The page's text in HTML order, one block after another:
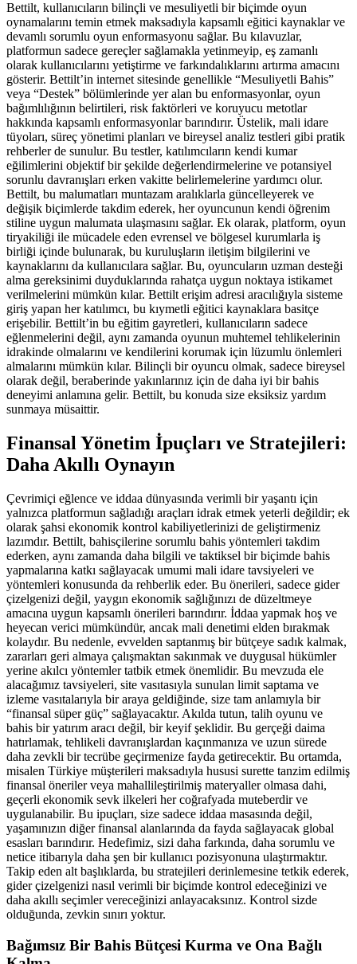
Bettilt, kullanıcıların bilinçli ve mesuliyetli bir biçimde oyun
oynamalarını temin etmek maksadıyla kapsamlı eğitici kaynaklar ve
devamlı sorumlu oyun enformasyonu sağlar. Bu kılavuzlar,
platformun sadece gereçler sağlamakla yetinmeyip, eş zamanlı
olarak kullanıcılarını yetiştirme ve farkındalıklarını artırma amacını
gösterir. Bettilt’in internet sitesinde genellikle “Mesuliyetli Bahis”
veya “Destek” bölümlerinde yer alan bu enformasyonlar, oyun
bağımlılığının belirtileri, risk faktörleri ve koruyucu metotlar
hakkında kapsamlı enformasyonlar barındırır. Üstelik, mali idare
tüyoları, süreç yönetimi planları ve bireysel analiz testleri gibi pratik
rehberler de sunulur. Bu testler, katılımcıların kendi kumar
eğilimlerini objektif bir şekilde değerlendirmelerine ve potansiyel
sorunlu davranışları erken vakitte belirlemelerine yardımcı olur.
Bettilt, bu malumatları muntazam aralıklarla güncelleyerek ve
değişik biçimlerde takdim ederek, her oyuncunun kendi öğrenim
stiline uygun malumata ulaşmasını sağlar. Ek olarak, platform, oyun
tiryakiliği ile mücadele eden evrensel ve bölgesel kurumlarla iş
birliği içinde bulunarak, bu kuruluşların iletişim bilgilerini ve
kaynaklarını da kullanıcılara sağlar. Bu, oyuncuların uzman desteği
alma gereksinimi duyduklarında rahatça uygun noktaya istikamet
verilmelerini mümkün kılar. Bettilt erişim adresi aracılığıyla sisteme
giriş yapan her katılımcı, bu kıymetli eğitici kaynaklara basitçe
erişebilir. Bettilt’in bu eğitim gayretleri, kullanıcıların sadece
eğlenmelerini değil, aynı zamanda oyunun muhtemel tehlikelerinin
idrakinde olmalarını ve kendilerini korumak için lüzumlu önlemleri
almalarını mümkün kılar. Bilinçli bir oyuncu olmak, sadece bireysel
olarak değil, beraberinde yakınlarınız için de daha iyi bir bahis
deneyimi anlamına gelir. Bettilt, bu konuda size eksiksiz yardım
sunmaya müsaittir.
Finansal Yönetim İpuçları ve Stratejileri:
Daha Akıllı Oynayın
Çevrimiçi eğlence ve iddaa dünyasında verimli bir yaşantı için
yalnızca platformun sağladığı araçları idrak etmek yeterli değildir; ek
olarak şahsi ekonomik kontrol kabiliyetlerinizi de geliştirmeniz
lazımdır. Bettilt, bahisçilerine sorumlu bahis yöntemleri takdim
ederken, aynı zamanda daha bilgili ve taktiksel bir biçimde bahis
yapmalarına katkı sağlayacak umumi mali idare tavsiyeleri ve
yöntemleri konusunda da rehberlik eder. Bu önerileri, sadece gider
çizelgenizi değil, yaygın ekonomik sağlığınızı de düzeltmeye
amacına uygun kapsamlı önerileri barındırır. İddaa yapmak hoş ve
heyecan verici mümkündür, ancak mali denetimi elden bırakmak
kolaydır. Bu nedenle, evvelden saptanmış bir bütçeye sadık kalmak,
zararları geri almaya çalışmaktan sakınmak ve duygusal hükümler
yerine akılcı yöntemler tatbik etmek önemlidir. Bu mevzuda ele
alacağımız tavsiyeleri, site vasıtasıyla sunulan limit saptama ve
izleme vasıtalarıyla bir araya geldiğinde, size tam anlamıyla bir
“finansal süper güç” sağlayacaktır. Akılda tutun, talih oyunu ve
bahis bir yatırım aracı değil, bir keyif şeklidir. Bu gerçeği daima
hatırlamak, tehlikeli davranışlardan kaçınmanıza ve uzun sürede
daha zevkli bir tecrübe geçirmenize fayda getirecektir. Bu ortamda,
misalen Türkiye müşterileri maksadıyla hususi surette tanzim edilmiş
finansal öneriler veya mahallileştirilmiş materyaller olmasa dahi,
geçerli ekonomik sevk ilkeleri her coğrafyada muteberdir ve
uygulanabilir. Bu ipuçları, size sadece iddaa masasında değil,
yaşamınızın diğer finansal alanlarında da fayda sağlayacak global
esasları barındırır. Hedefimiz, sizi daha farkında, daha sorumlu ve
netice itibarıyla daha şen bir kullanıcı pozisyonuna ulaştırmaktır.
Takip eden alt başlıklarda, bu stratejileri derinlemesine tetkik ederek,
gider çizelgenizi nasıl verimli bir biçimde kontrol edeceğinizi ve
daha akıllı seçimler vereceğinizi anlayacaksınız. Kontrol sizde
olduğunda, zevkin sınırı yoktur.
Bağımsız Bir Bahis Bütçesi Kurma ve Ona Bağlı